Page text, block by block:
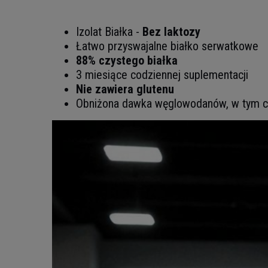
Izolat Białka - Bez laktozy
Łatwo przyswajalne białko serwatkowe
88% czystego białka
3 miesiące codziennej suplementacji
Nie zawiera glutenu
Obniżona dawka węglowodanów, w tym